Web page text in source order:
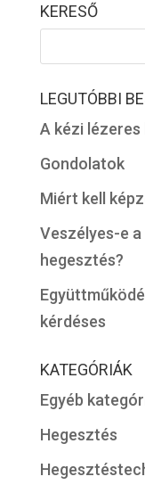
KERESŐ
LEGUTÓBBI
A kézi
Gondolatok
Miért kell
Veszélyes-e
hegesztés?
kérdéses
KATEGÓRIÁK
Egyéb
Hegesztés